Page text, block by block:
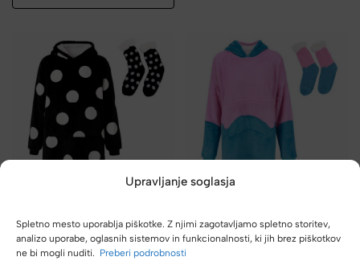
Upravljanje soglasja
Spletno mesto uporablja piškotke. Z njimi zagotavljamo spletno storitev,
analizo uporabe, oglasnih sistemov in funkcionalnosti, ki jih brez piškotkov
ne bi mogli nuditi. Preberi podrobnosti
Hoodie odeja z nogavicami
MIAU – bele pike
Hoodie odeja z nogavicami
MIAU – modro/roza